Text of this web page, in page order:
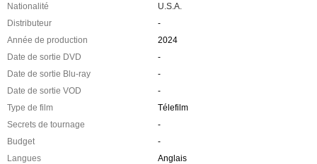
Nationalité
U.S.A.
Distributeur
-
Année de production
2024
Date de sortie DVD
-
Date de sortie Blu-ray
-
Date de sortie VOD
-
Type de film
Télefilm
Secrets de tournage
-
Budget
-
Langues
Anglais